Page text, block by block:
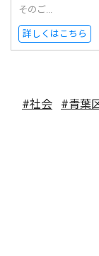
そのご...
詳しくはこちら
#社会 #青葉